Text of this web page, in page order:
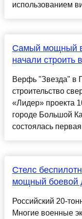
использованием
Самый мощный
начали строить
Верфь "Звезда" в
строительство
«Лидер» проекта
городе Большой
состоялась
Стелс
мощный боевой
Российский 20-
Многие военные